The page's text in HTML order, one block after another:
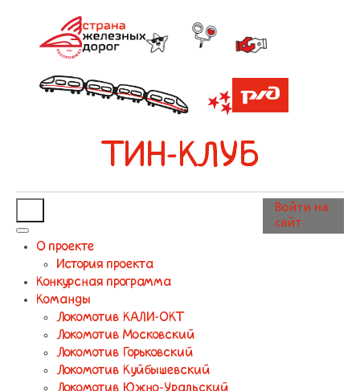
ТИН-КЛУБ
О проекте
История проекта
Конкурсная программа
Команды
Локомотив КАЛИ-ОКТ
Локомотив Московский
Локомотив Горьковский
Локомотив Куйбышевский
Локомотив Южно-Уральский
Войти на
сайт